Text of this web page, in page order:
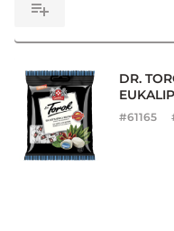
DR.
#61165